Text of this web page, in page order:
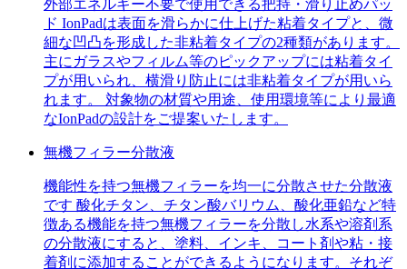
外部エネルギー不要で使用できる把持・滑り止めパッ
ド IonPadは表面を滑らかに仕上げた粘着タイプと、微
細な凹凸を形成した非粘着タイプの2種類があります。
主にガラスやフィルム等のピックアップには粘着タイ
プが用いられ、横滑り防止には非粘着タイプが用いら
れます。 対象物の材質や用途、使用環境等により最適
なIonPadの設計をご提案いたします。
無機フィラー分散液
機能性を持つ無機フィラーを均一に分散させた分散液
です 酸化チタン、チタン酸バリウム、酸化亜鉛など特
徴ある機能を持つ無機フィラーを分散し水系や溶剤系
の分散液にすると、塗料、インキ、コート剤や粘・接
着剤に添加することができるようになります。それぞ